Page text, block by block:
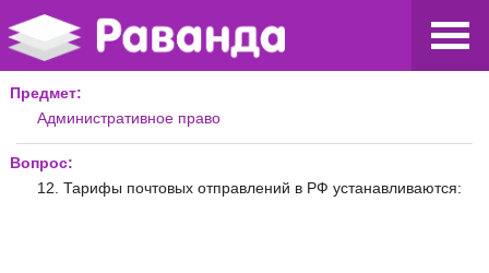
Предмет:
Административное право
Вопрос:
12. Тарифы почтовых отправлений в РФ устанавливаются: